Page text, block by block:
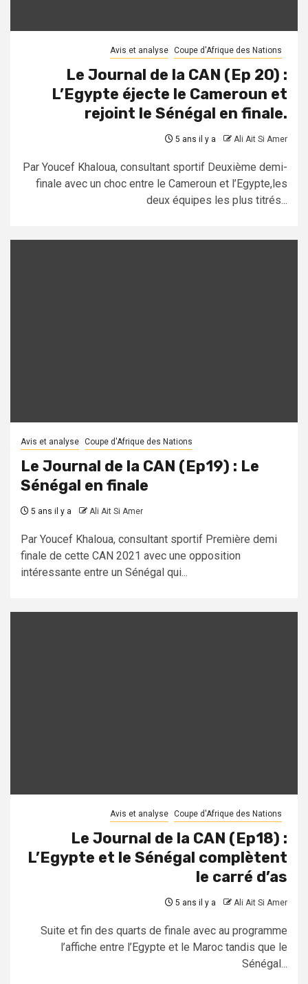
Avis et analyse Coupe d'Afrique des Nations
Le Journal de la CAN (Ep 20) :
L’Egypte éjecte le Cameroun et
rejoint le Sénégal en finale.
5 ans il y a Ali Ait Si Amer
Par Youcef Khaloua, consultant sportif Deuxième demi-
finale avec un choc entre le Cameroun et l’Egypte,les
deux équipes les plus titrés...
Avis et analyse Coupe d'Afrique des Nations
Le Journal de la CAN (Ep19) : Le
Sénégal en finale
5 ans il y a Ali Ait Si Amer
Par Youcef Khaloua, consultant sportif Première demi
finale de cette CAN 2021 avec une opposition
intéressante entre un Sénégal qui...
Avis et analyse Coupe d'Afrique des Nations
Le Journal de la CAN (Ep18) :
L’Egypte et le Sénégal complètent
le carré d’as
5 ans il y a Ali Ait Si Amer
Suite et fin des quarts de finale avec au programme
l’affiche entre l’Egypte et le Maroc tandis que le
Sénégal...